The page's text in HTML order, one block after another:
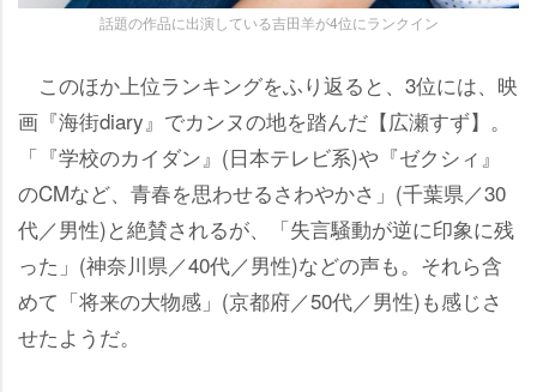
話題の作品に出演している吉田羊が4位にランクイン
このほか上位ランキングをふり返ると、3位には、映
画『海街diary』でカンヌの地を踏んだ【広瀬すず】。
「『学校のカイダン』(日本テレビ系)や『ゼクシィ』
のCMなど、青春を思わせるさわやかさ」(千葉県／30
代／男性)と絶賛されるが、「失言騒動が逆に印象に残
った」(神奈川県／40代／男性)などの声も。それら含
めて「将来の大物感」(京都府／50代／男性)も感じさ
せたようだ。